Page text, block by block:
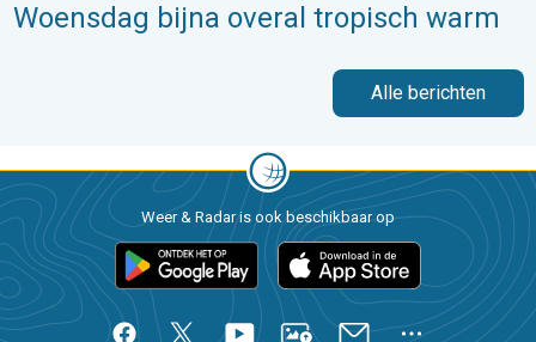
Woensdag bijna overal tropisch warm
Alle berichten
Weer & Radar is ook beschikbaar op